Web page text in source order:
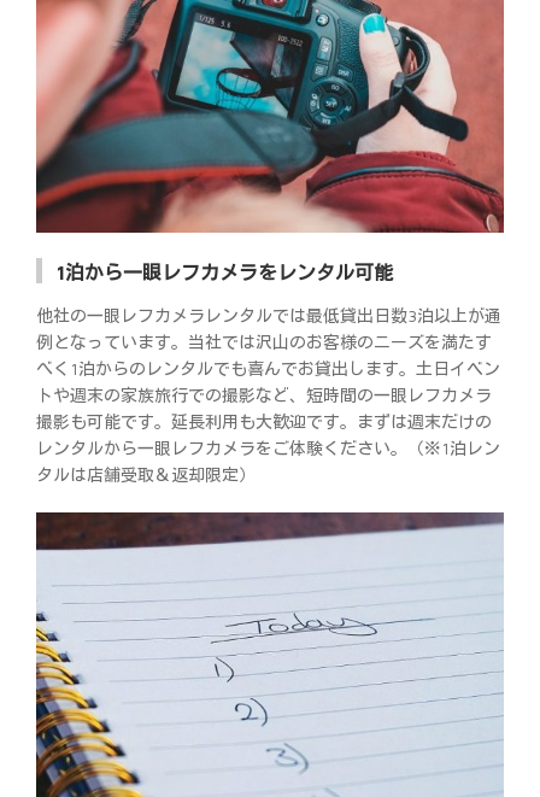
1泊から一眼レフカメラをレンタル可能
他社の一眼レフカメラレンタルでは最低貸出日数3泊以上が通
例となっています。当社では沢山のお客様のニーズを満たす
べく1泊からのレンタルでも喜んでお貸出します。土日イベン
トや週末の家族旅行での撮影など、短時間の一眼レフカメラ
撮影も可能です。延長利用も大歓迎です。まずは週末だけの
レンタルから一眼レフカメラをご体験ください。（※1泊レン
タルは店舗受取＆返却限定）